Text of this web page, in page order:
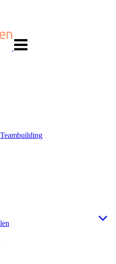
navigasjon